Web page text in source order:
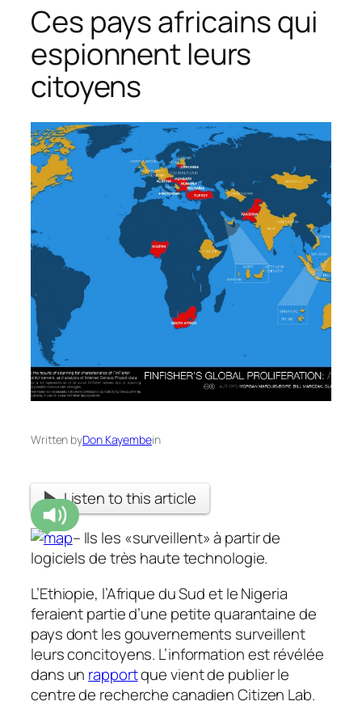
Ces pays africains qui
espionnent leurs
citoyens
Written byDon Kayembein
Listen to this article
– Ils les «surveillent» à partir de
logiciels de très haute technologie.
L’Ethiopie, l’Afrique du Sud et le Nigeria
feraient partie d’une petite quarantaine de
pays dont les gouvernements surveillent
leurs concitoyens. L’information est révélée
dans un rapportque vient de publier le
centre de recherche canadien Citizen Lab.